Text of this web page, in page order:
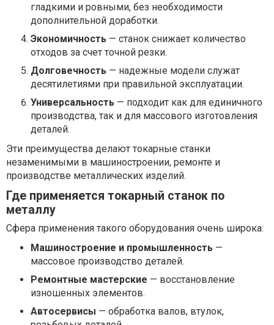
гладкими и ровными, без необходимости
дополнительной доработки.
Экономичность — станок снижает количество
отходов за счет точной резки.
Долговечность — надежные модели служат
десятилетиями при правильной эксплуатации.
Универсальность — подходит как для единичного
производства, так и для массового изготовления
деталей.
Эти преимущества делают токарные станки
незаменимыми в машиностроении, ремонте и
производстве металлических изделий.
Где применяется токарный станок по
металлу
Сфера применения такого оборудования очень широка:
Машиностроение и промышленность —
массовое производство деталей.
Ремонтные мастерские — восстановление
изношенных элементов.
Автосервисы — обработка валов, втулок,